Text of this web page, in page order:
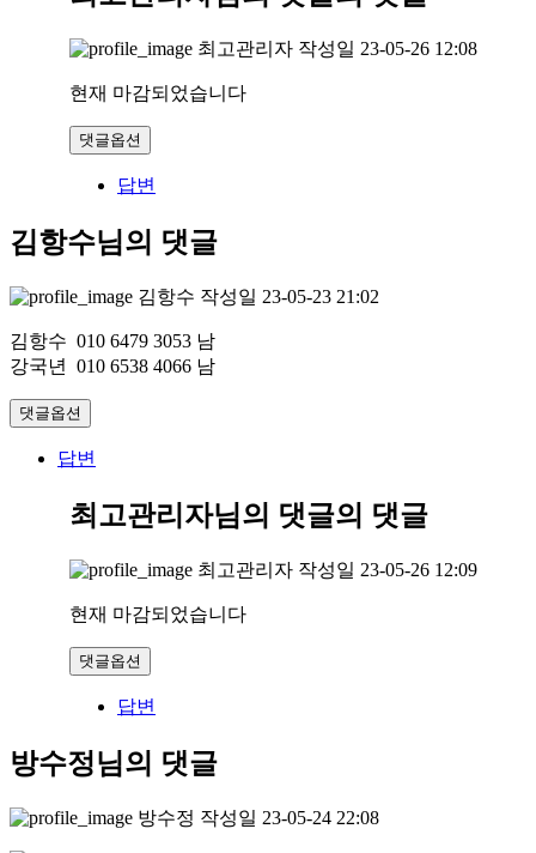
최고관리자 작성일 23-05-26 12:08
현재 마감되었습니다
댓글옵션
답변
김항수님의 댓글
김항수 작성일 23-05-23 21:02
김항수 010 6479 3053 남
강국년 010 6538 4066 남
댓글옵션
답변
최고관리자님의 댓글의 댓글
최고관리자 작성일 23-05-26 12:09
현재 마감되었습니다
댓글옵션
답변
방수정님의 댓글
방수정 작성일 23-05-24 22:08